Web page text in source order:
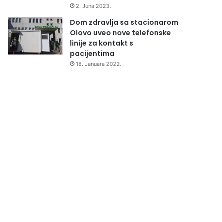
2. Juna 2023.
Dom zdravlja sa stacionarom
Olovo uveo nove telefonske
linije za kontakt s
pacijentima
18. Januara 2022.